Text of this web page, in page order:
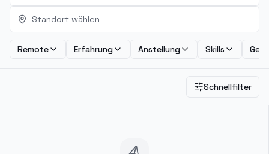
Standort wählen
Remote Erfahrung Anstellung Skills
Schnellfilter